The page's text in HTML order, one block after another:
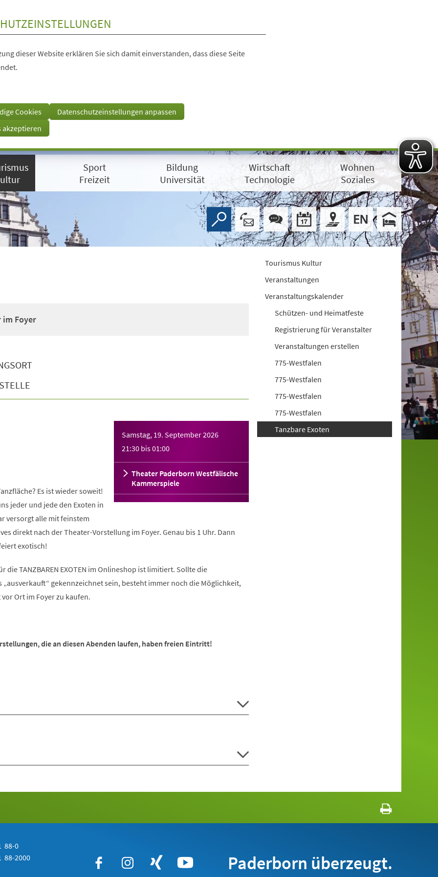
dieser Website erklären Sie sich damit einverstanden, dass diese Seite
Cookies
Datenschutzeinstellungen anpassen
akzeptieren
Sport
Freizeit
Bildung
Universität
Wirtschaft
Technologie
Wohnen
Soziales
im Foyer
Samstag, 19. September 2026
21:30 bis01:00
Theater Paderborn Westfälische
Kammerspiele
Es ist wieder soweit!
jeder und jede den Exoten in
versorgt alle mit feinstem
direkt nach der Theater-Vorstellung im Foyer. Genau bis 1 Uhr. Dann
exotisch!
die TANZBAREN EXOTEN im Onlineshop ist limitiert. Sollte die
„ausverkauft“ gekennzeichnet sein, besteht immer noch die Möglichkeit,
Ort im Foyer zu kaufen.
die an diesen Abenden laufen, haben freien Eintritt!
Tourismus Kultur
Veranstaltungen
Veranstaltungskalender
Schützen- und Heimatfeste
Registrierung für Veranstalter
Veranstaltungen erstellen
775-Westfalen
775-Westfalen
775-Westfalen
775-Westfalen
Tanzbare Exoten
88-0
88-2000 Paderborn überzeugt.